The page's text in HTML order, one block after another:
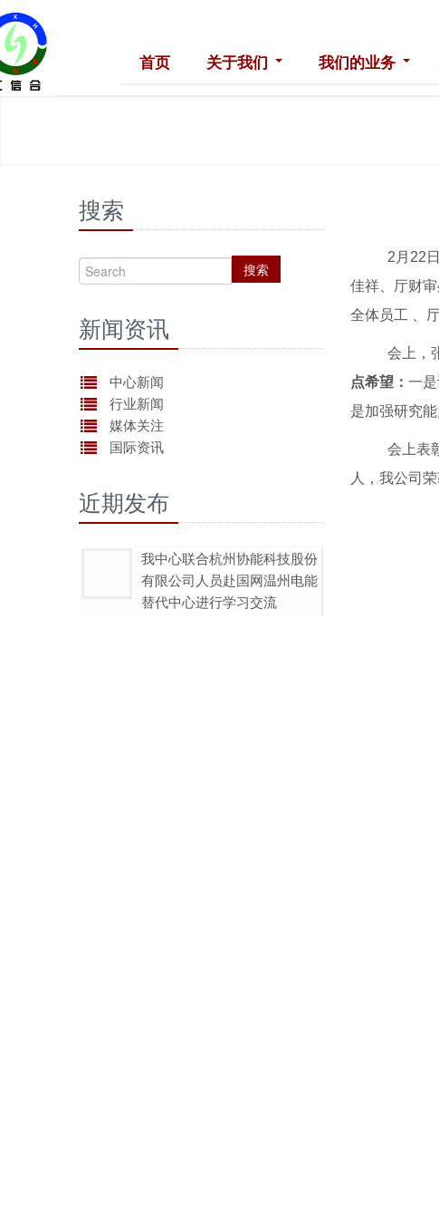
首页 关于我们 我们的业务
搜索
搜索
新闻资讯
中心新闻
行业新闻
媒体关注
国际资讯
近期发布
我中心联合杭州协能科技股份
有限公司人员赴国网温州电能
替代中心进行学习交流
2月22
佳祥、厅财
全体员工
、
会上，
点希望： 一
是加强研究能
会上表
人
，我公司